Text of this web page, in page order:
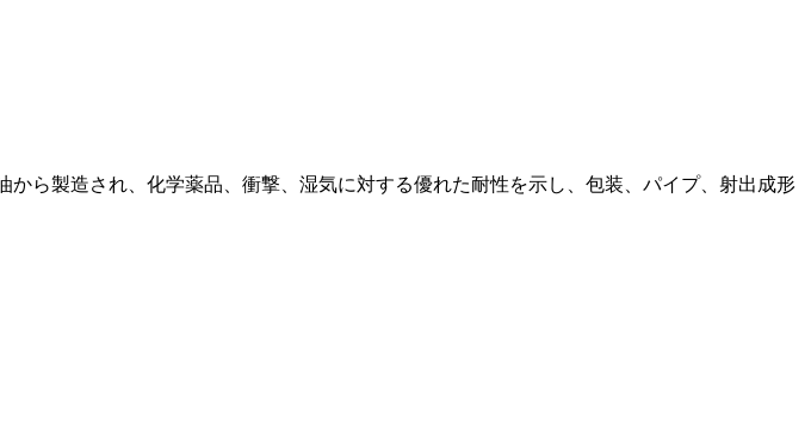
ら製造され、化学薬品、衝撃、湿気に対する優れた耐性を示し、包装、パイプ、射出成形